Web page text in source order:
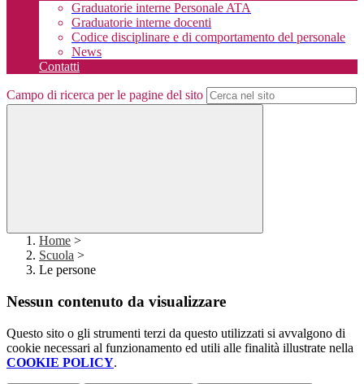
Graduatorie interne Personale ATA
Graduatorie interne docenti
Codice disciplinare e di comportamento del personale
News
Contatti
Campo di ricerca per le pagine del sito
Home >
Scuola >
Le persone
Nessun contenuto da visualizzare
Questo sito o gli strumenti terzi da questo utilizzati si avvalgono di
cookie necessari al funzionamento ed utili alle finalità illustrate nella
COOKIE POLICY.